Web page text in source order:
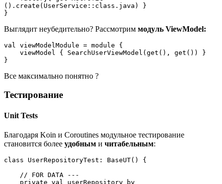
().create(UserService::class.java) }
}
Выглядит неубедительно? Рассмотрим модуль ViewModel:
val viewModelModule = module {
    viewModel { SearchUserViewModel(get(), get()) }
}
Все максимально понятно ?
Тестирование
Unit Tests
Благодаря Koin и Coroutines модульное тестирование
становится более удобным и читабельным:
class UserRepositoryTest: BaseUT() {
    // FOR DATA ---